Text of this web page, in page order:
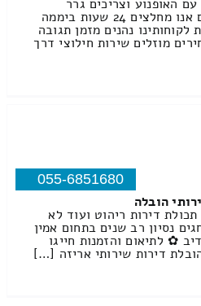
האופנוע וצריכים גרר
אופנועים אנו מחלצים 24 שעות ביממה
נהנים מזמן תגובה
מוזלים שירות חילוצי דרך
055-6851680
הובלה
דירות ריהוט ועוד לא
נסיון רב שנים בתחום אמין
✿ לתיאום והזמנות חייגו
דירות שירותי אריזה […]